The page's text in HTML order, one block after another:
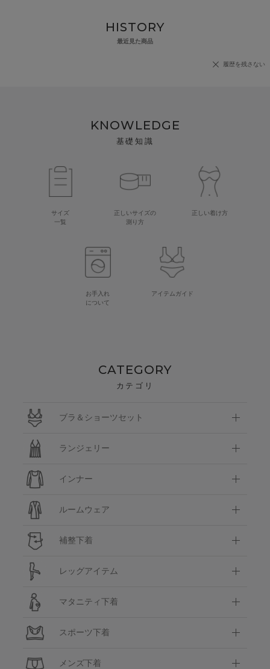
HISTORY
最近見た商品
履歴を残さない
KNOWLEDGE
基礎知識
サイズ
一覧
正しいサイズの
測り方
正しい着け方
お手入れ
について
アイテムガイド
CATEGORY
カテゴリ
ブラ＆ショーツセット
ランジェリー
インナー
ルームウェア
補整下着
レッグアイテム
マタニティ下着
スポーツ下着
メンズ下着